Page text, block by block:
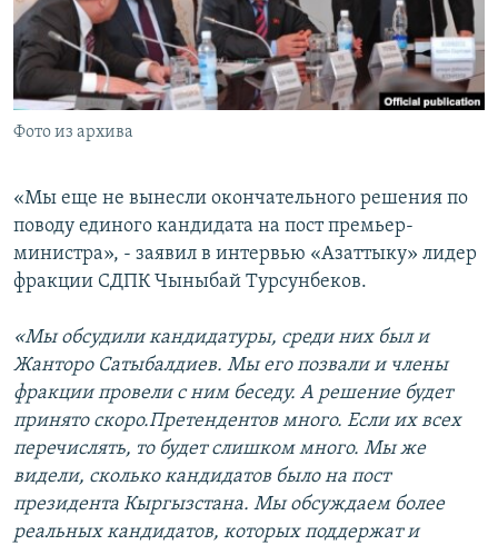
Фото из архива
«Мы еще не вынесли окончательного решения по
поводу единого кандидата на пост премьер-
министра», - заявил в интервью «Азаттыку» лидер
фракции СДПК Чыныбай Турсунбеков.
«Мы обсудили кандидатуры, среди них был и
Жанторо Сатыбалдиев. Мы его позвали и члены
фракции провели с ним беседу. А решение будет
принято скоро.Претендентов много. Если их всех
перечислять, то будет слишком много. Мы же
видели, сколько кандидатов было на пост
президента Кыргызстана. Мы обсуждаем более
реальных кандидатов, которых поддержат и